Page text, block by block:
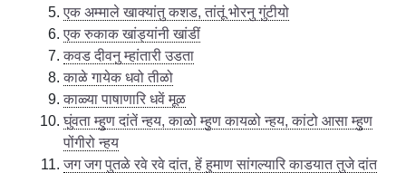
एक अम्माले खाक्यांतु कशड, तांतूं भोरनु गुंटीयो
एक रुकाक खांड्यांनी खांडीं
कवड दीवनु म्हांतारी उडता
काळे गायेक धवो तीळो
काळ्या पाषाणारि धवें मूळ
घुंवता म्हुण दांतें न्हय, काळो म्हुण कायळो न्हय, कांटो आसा म्हुण
पोंगीरो न्हय
जग जग पुतळे रवे रवे दांत, हें हुमाण सांगल्यारि काडयात तुजे दांत